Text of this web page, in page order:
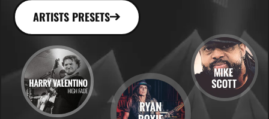
ARTISTS PRESETS